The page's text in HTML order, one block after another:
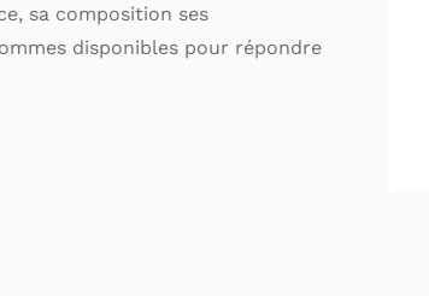
sa composition ses
disponibles pour répondre